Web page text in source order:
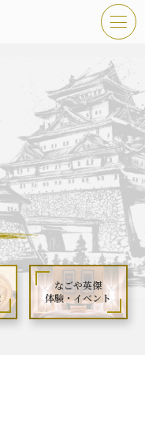
一覧
ト
なごや英傑
体験・イベント